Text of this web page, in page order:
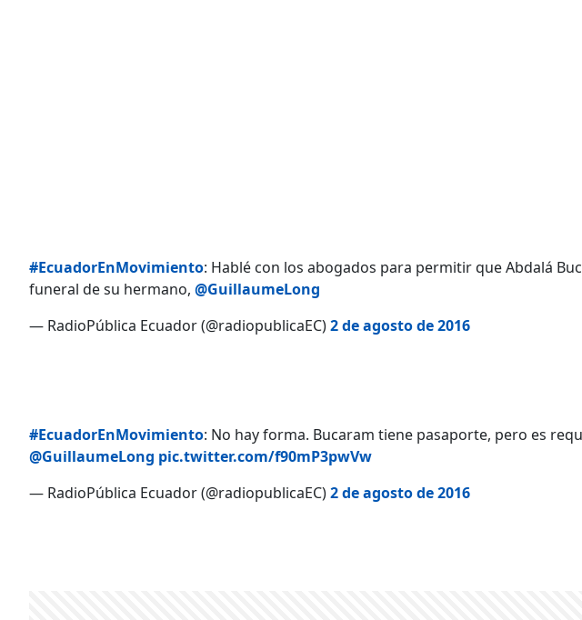
#EcuadorEnMovimiento: Hablé con los abogados para permitir que Abdalá
funeral de su hermano, @GuillaumeLong
— RadioPública Ecuador (@radiopublicaEC)2 de agosto de 2016
#EcuadorEnMovimiento: No hay forma. Bucaram tiene pasaporte, pero es
@GuillaumeLong pic.twitter.com/f90mP3pwVw
— RadioPública Ecuador (@radiopublicaEC)2 de agosto de 2016